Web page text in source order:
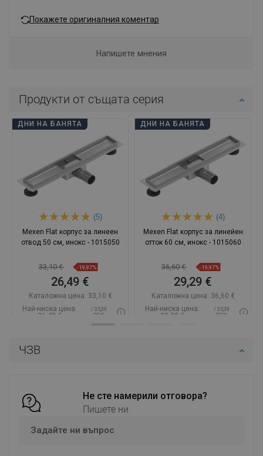
ЧЗВ
Не сте намерили отговора?
Пишете ни
Задайте ни въпрос
Покажете оригиналния коментар
Напишете мнения
Продукти от същата серия
ДНИ НА БАНЯТА
(5)
Mexen Flat корпус за линеен
отвод 50 см, инокс - 1015050
33,10 € -19,97%
26,49 €
Каталожна цена: 33,10 €
Най-ниска цена:
26,49 €
/ 35,39
BGN
Добави в количката
ДНИ НА БАНЯТА
(4)
Mexen Flat корпус за линейен
отток 60 см, инокс - 1015060
36,60 € -19,97%
29,29 €
Каталожна цена: 36,60 €
Най-ниска цена:
29,29 €
/ 35,39
BGN
Добави в количката